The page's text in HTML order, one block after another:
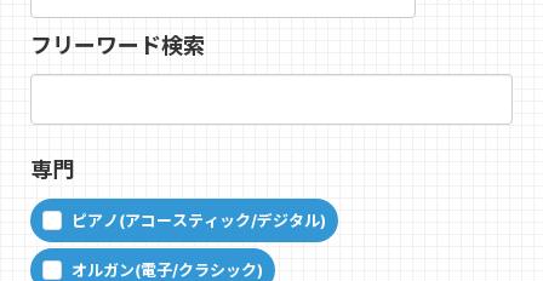
フリーワード検索
専門
ピアノ(アコースティック/デジタル)
オルガン(電子/クラシック)